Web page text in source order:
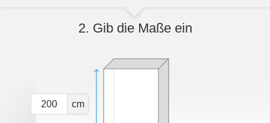
2. Gib die Maße ein
cm
Sofas & Schlafsofas
Wandboards